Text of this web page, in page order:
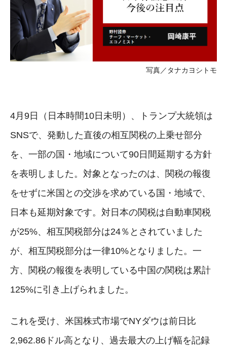
写真／タナカヨシトモ
4月9日（日本時間10日未明）、トランプ大統領は
SNSで、発動した直後の相互関税の上乗せ部分
を、一部の国・地域について90日間延期する方針
を表明しました。対象となったのは、関税の報復
をせずに米国との交渉を求めている国・地域で、
日本も延期対象です。対日本の関税は自動車関税
が25%、相互関税部分は24％とされていました
が、相互関税部分は一律10%となりました。一
方、関税の報復を表明している中国の関税は累計
125%に引き上げられました。
これを受け、米国株式市場でNYダウは前日比
2,962.86ドル高となり、過去最大の上げ幅を記録